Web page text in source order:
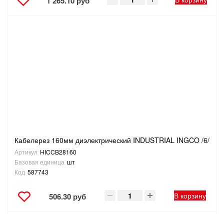
Кабелерез 160мм диэлектрический INDUSTRIAL INGCO /6/
Артикул HICCB28160
Базовая единица шт
Код 587743
506.30 руб В корзину